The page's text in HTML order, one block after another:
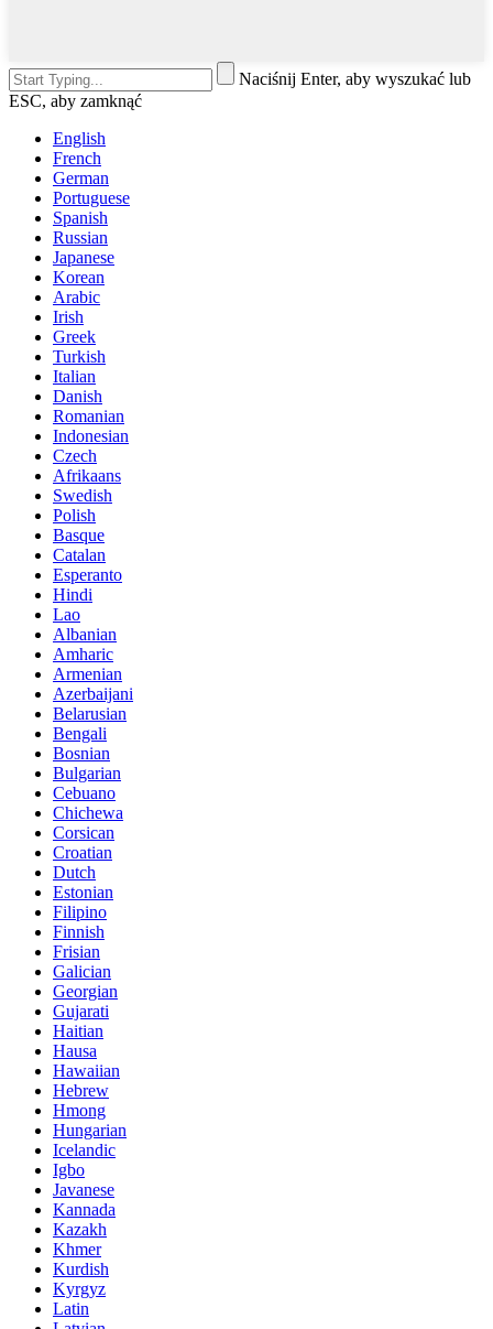
Naciśnij Enter, aby wyszukać lub
ESC, aby zamknąć
English
French
German
Portuguese
Spanish
Russian
Japanese
Korean
Arabic
Irish
Greek
Turkish
Italian
Danish
Romanian
Indonesian
Czech
Afrikaans
Swedish
Polish
Basque
Catalan
Esperanto
Hindi
Lao
Albanian
Amharic
Armenian
Azerbaijani
Belarusian
Bengali
Bosnian
Bulgarian
Cebuano
Chichewa
Corsican
Croatian
Dutch
Estonian
Filipino
Finnish
Frisian
Galician
Georgian
Gujarati
Haitian
Hausa
Hawaiian
Hebrew
Hmong
Hungarian
Icelandic
Igbo
Javanese
Kannada
Kazakh
Khmer
Kurdish
Kyrgyz
Latin